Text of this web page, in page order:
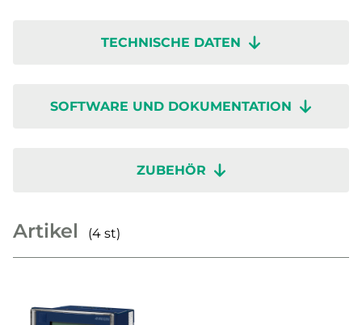
TECHNISCHE DATEN
SOFTWARE UND DOKUMENTATION
ZUBEHÖR
Artikel (4 st)